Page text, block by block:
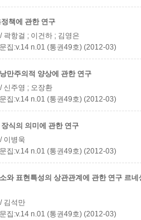
책에 관한 연구
/ 곽항걸 ; 이건하 ; 김영은
집:v.14 n.01 (통권49호) (2012-03)
만주의적 양상에 관한 연구
/ 신주영 ; 오장환
집:v.14 n.01 (통권49호) (2012-03)
식의 의미에 관한 연구
/ 이병욱
집:v.14 n.01 (통권49호) (2012-03)
와 표현특성의 상관관계에 관한 연구 르네
/ 김석만
집:v.14 n.01 (통권49호) (2012-03)